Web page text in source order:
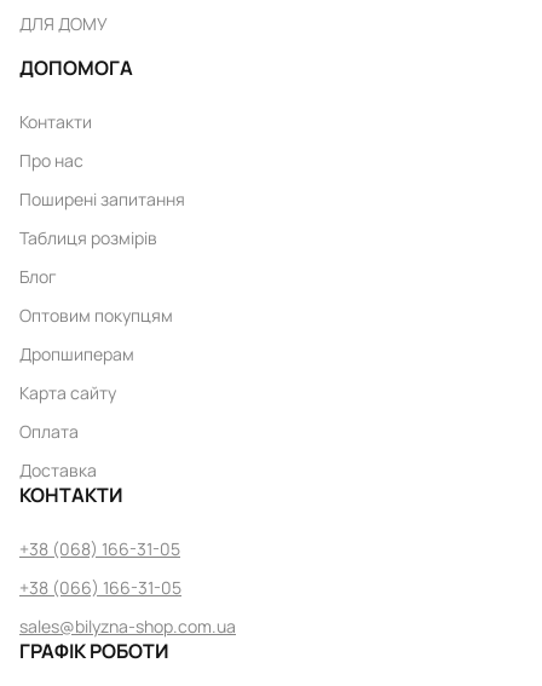
ДЛЯ ДОМУ
ДОПОМОГА
Контакти
Про нас
Поширені запитання
Таблиця розмірів
Блог
Оптовим покупцям
Дропшиперам
Карта сайту
Оплата
Доставка
КОНТАКТИ
+38 (068) 166-31-05
+38 (066) 166-31-05
sales@bilyzna-shop.com.ua
ГРАФІК РОБОТИ